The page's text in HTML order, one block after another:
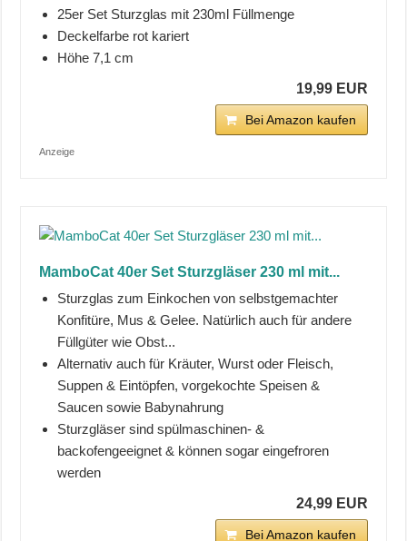
25er Set Sturzglas mit 230ml Füllmenge
Deckelfarbe rot kariert
Höhe 7,1 cm
19,99 EUR
Bei Amazon kaufen
Anzeige
MamboCat 40er Set Sturzgläser 230 ml mit...
Sturzglas zum Einkochen von selbstgemachter
Konfitüre, Mus & Gelee. Natürlich auch für andere
Füllgüter wie Obst...
Alternativ auch für Kräuter, Wurst oder Fleisch,
Suppen & Eintöpfen, vorgekochte Speisen &
Saucen sowie Babynahrung
Sturzgläser sind spülmaschinen- &
backofengeeignet & können sogar eingefroren
werden
24,99 EUR
Bei Amazon kaufen